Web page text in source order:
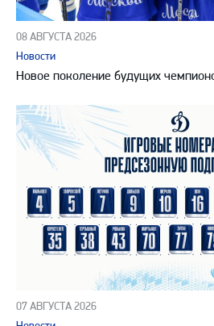
08 АВГУСТА 2026
Новости
Новое поколение будущих
07 АВГУСТА 2026